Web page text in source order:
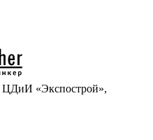
ЦДиИ «Экспострой»,